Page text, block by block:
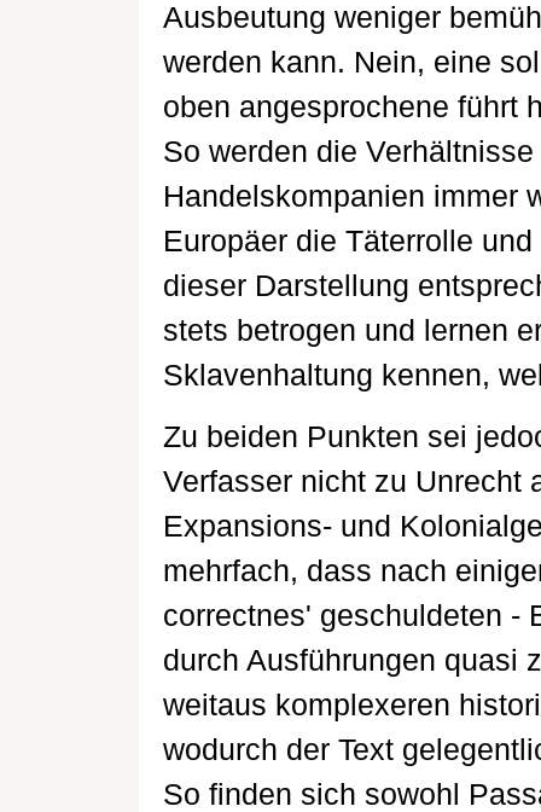
Ausbeutung weniger
werden kann. Nein, eine
oben angesprochene führt
So werden die
Handelskompanien immer
Europäer die Täterrolle
dieser Darstellung
stets betrogen und lernen
Sklavenhaltung kennen,
Zu beiden Punkten sei
Verfasser nicht zu Unrecht
Expansions- und
mehrfach, dass nach
correctnes' geschuldeten -
durch Ausführungen quasi
weitaus komplexeren
wodurch der Text
So finden sich sowohl